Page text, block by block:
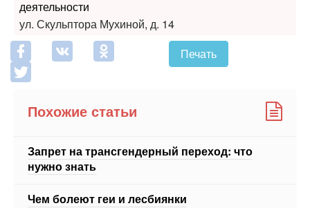
Похожие статьи
Запрет на трансгендерный переход: что
Чем болеют геи и лесбиянки